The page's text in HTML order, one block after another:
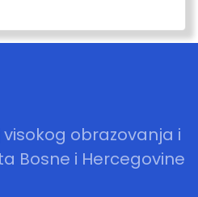
obrazovanja i
Bosne i Hercegovine